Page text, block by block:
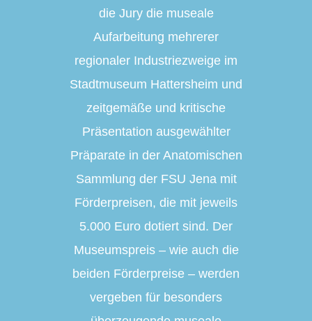
die Jury die museale
Aufarbeitung mehrerer
regionaler Industriezweige im
Stadtmuseum Hattersheim und
zeitgemäße und kritische
Präsentation ausgewählter
Präparate in der Anatomischen
Sammlung der FSU Jena mit
Förderpreisen, die mit jeweils
5.000 Euro dotiert sind. Der
Museumspreis – wie auch die
beiden Förderpreise – werden
vergeben für besonders